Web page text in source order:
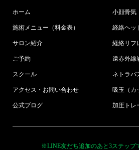
ホーム
施術メニュー（料金表）
サロン紹介
ご予約
スクール
アクセス・お問い合わせ
公式ブログ
小顔骨気
経絡ヘッ
経絡リフ
遠赤外線
ネトラバ
吸玉（カ
加圧トレ
※LINE友だち追加のあと3ステップ